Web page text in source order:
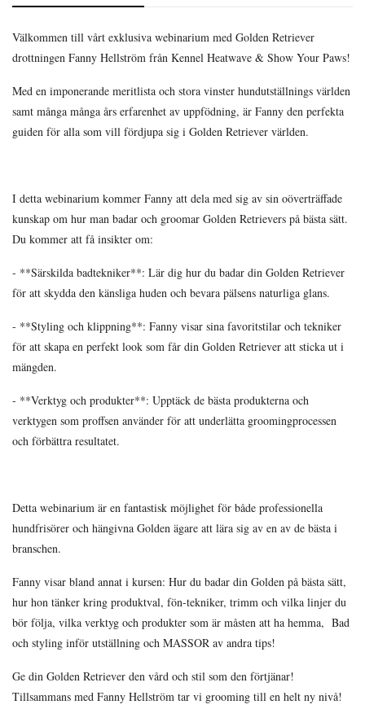
Välkommen till vårt exklusiva webinarium med Golden Retriever
drottningen Fanny Hellström från Kennel Heatwave & Show Your Paws!
Med en imponerande meritlista och stora vinster hundutställnings världen
samt många många års erfarenhet av uppfödning, är Fanny den perfekta
guiden för alla som vill fördjupa sig i Golden Retriever världen.
I detta webinarium kommer Fanny att dela med sig av sin oöverträffade
kunskap om hur man badar och groomar Golden Retrievers på bästa sätt.
Du kommer att få insikter om:
- **Särskilda badtekniker**: Lär dig hur du badar din Golden Retriever
för att skydda den känsliga huden och bevara pälsens naturliga glans.
- **Styling och klippning**: Fanny visar sina favoritstilar och tekniker
för att skapa en perfekt look som får din Golden Retriever att sticka ut i
mängden.
- **Verktyg och produkter**: Upptäck de bästa produkterna och
verktygen som proffsen använder för att underlätta groomingprocessen
och förbättra resultatet.
Detta webinarium är en fantastisk möjlighet för både professionella
hundfrisörer och hängivna Golden ägare att lära sig av en av de bästa i
branschen.
Fanny visar bland annat i kursen: Hur du badar din Golden på bästa sätt,
hur hon tänker kring produktval, fön-tekniker, trimm och vilka linjer du
bör följa, vilka verktyg och produkter som är måsten att ha hemma, Bad
och styling inför utställning och MASSOR av andra tips!
Ge din Golden Retriever den vård och stil som den förtjänar!
Tillsammans med Fanny Hellström tar vi grooming till en helt ny nivå!